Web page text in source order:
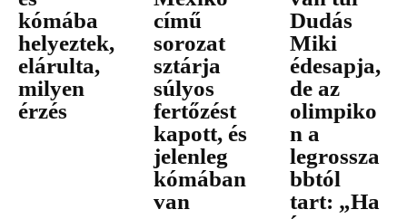
kómába
helyeztek,
elárulta,
milyen
érzés
című
sorozat
sztárja
súlyos
fertőzést
kapott, és
jelenleg
kómában
van
Dudás
Miki
édesapja,
de az
olimpiko
n a
legrossza
bbtól
tart: „Ha